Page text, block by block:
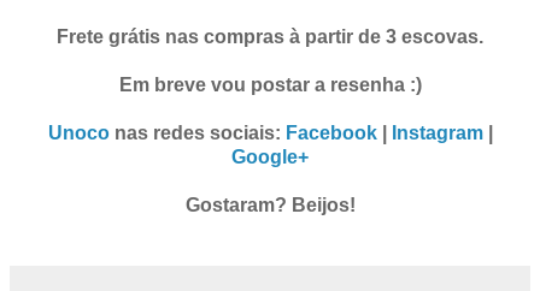
Frete grátis nas compras à partir de 3 escovas.
Em breve vou postar a resenha :)
Unoconas redes sociais: Facebook| Instagram|
Google+
Gostaram? Beijos!